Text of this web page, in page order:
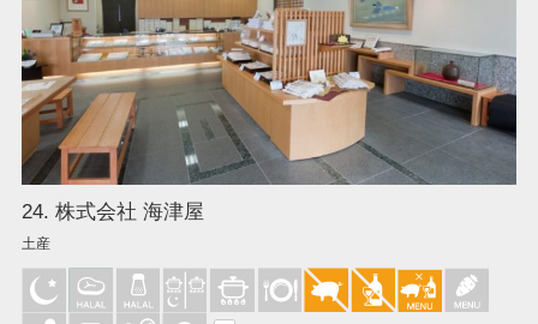
24. 株式会社 海津屋
土産